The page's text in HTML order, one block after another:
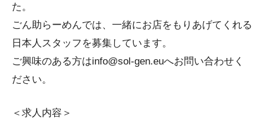
た。
ごん助らーめんでは、一緒にお店をもりあげてくれる
日本人スタッフを募集しています。
ご興味のある方はinfo@sol-gen.euへお問い合わせく
ださい。
＜求人内容＞